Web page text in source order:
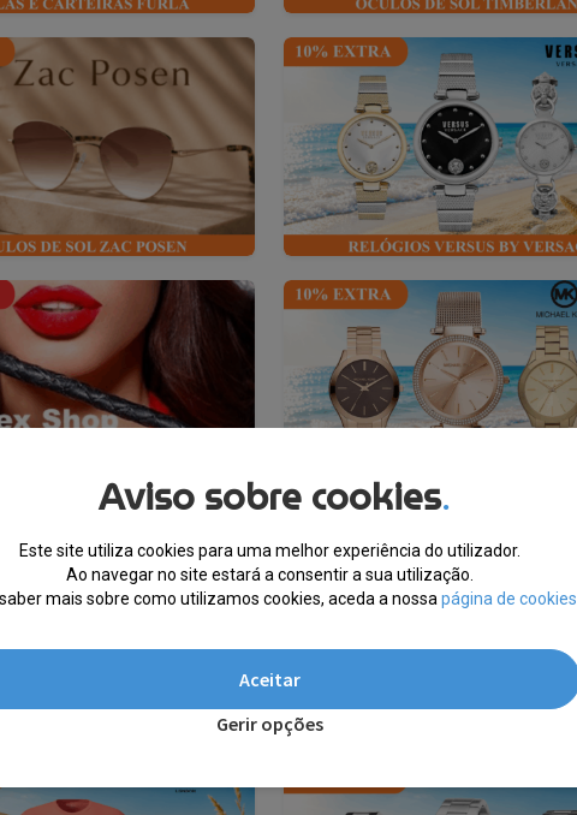
Aviso sobre cookies.
Este site utiliza cookies para uma melhor experiência do utilizador.
Ao navegar no site estará a consentir a sua utilização.
mais sobre como utilizamos cookies, aceda a nossa página de cookies
Aceitar
Gerir opções